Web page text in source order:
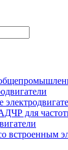
для
встроенным